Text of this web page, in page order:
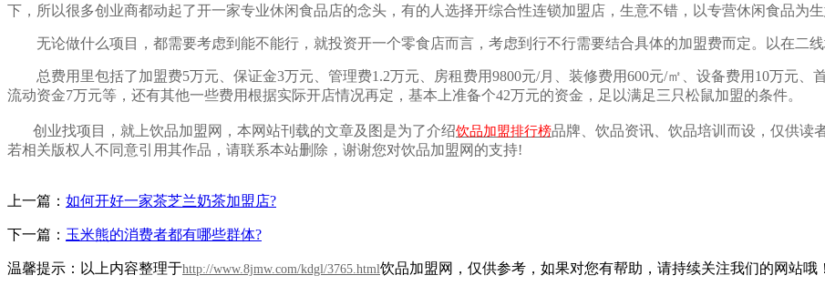
下，所以很多创业商都动起了开一家专业休闲食品店的念头，有的人选择开综合性连锁加盟店，生意不错，以专营休闲食品为
无论做什么项目，都需要考虑到能不能行，就投资开一个零食店而言，考虑到行不行需要结合具体的加盟费而定。以在二线
总费用里包括了加盟费5万元、保证金3万元、管理费1.2万元、房租费用9800元/月、装修费用600元/㎡、设备费用10万元、
流动资金7万元等，还有其他一些费用根据实际开店情况再定，基本上准备个42万元的资金，足以满足三只松鼠加盟的条件。
创业找项目，就上饮品加盟网，本网站刊载的文章及图是为了介绍饮品加盟排行榜品牌、饮品资讯、饮品培训而设，仅供读
若相关版权人不同意引用其作品，请联系本站删除，谢谢您对饮品加盟网的支持!
上一篇： 如何开好一家茶芝兰奶茶加盟店?
下一篇： 玉米熊的消费者都有哪些群体?
温馨提示：以上内容整理于http://www.8jmw.com/kdgl/3765.html饮品加盟网，仅供参考，如果对您有帮助，请持续关注我们的网站哦！